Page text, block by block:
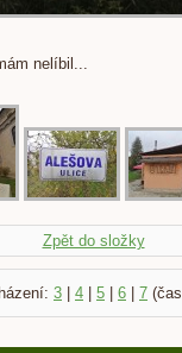
nelíbil...
Zpět do složky
3 | 4 | 5 | 6 | 7